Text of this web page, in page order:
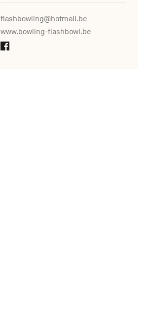
flashbowling@hotmail.be
www.bowling-flashbowl.be